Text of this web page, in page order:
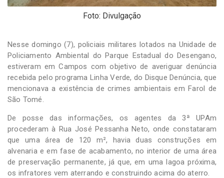
Foto: Divulgação
Nesse domingo (7), policiais militares lotados na Unidade de
Policiamento Ambiental do Parque Estadual do Desengano,
estiveram em Campos com objetivo de averiguar denúncia
recebida pelo programa Linha Verde, do Disque Denúncia, que
mencionava a existência de crimes ambientais em Farol de
São Tomé.
De posse das informações, os agentes da 3ª UPAm
procederam à Rua José Pessanha Neto, onde constataram
que uma área de 120 m², havia duas construções em
alvenaria e em fase de acabamento, no interior de uma área
de preservação permanente, já que, em uma lagoa próxima,
os infratores vem aterrando e construindo acima do aterro.